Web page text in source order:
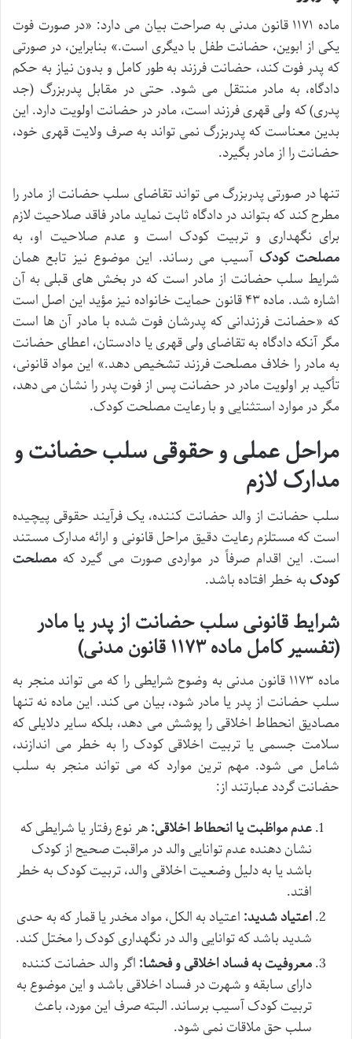
ماده ۱۱۷۱ قانون مدنی به صراحت بیان می دارد: «در صورت فوت
یکی از ابوین، حضانت طفل با دیگری است.» بنابراین، در صورتی
که پدر فوت کند، حضانت فرزند به طور کامل و بدون نیاز به حکم
دادگاه، به مادر منتقل می شود. حتی در مقابل پدربزرگ (جد
پدری) که ولی قهری فرزند است، مادر در حضانت اولویت دارد. این
بدین معناست که پدربزرگ نمی تواند به صرف ولایت قهری خود،
حضانت را از مادر بگیرد.
تنها در صورتی پدربزرگ می تواند تقاضای سلب حضانت از مادر را
مطرح کند که بتواند در دادگاه ثابت نماید مادر فاقد صلاحیت لازم
برای نگهداری و تربیت کودک است و عدم صلاحیت او، به
مصلحت کودک آسیب می رساند. این موضوع نیز تابع همان
شرایط سلب حضانت از مادر است که در بخش های قبلی به آن
اشاره شد. ماده ۴۳ قانون حمایت خانواده نیز مؤید این اصل است
که «حضانت فرزندانی که پدرشان فوت شده با مادر آن ها است
مگر آنکه دادگاه به تقاضای ولی قهری یا دادستان، اعطای حضانت
به مادر را خلاف مصلحت فرزند تشخیص دهد.» این مواد قانونی،
تأکید بر اولویت مادر در حضانت پس از فوت پدر را نشان می دهد،
مگر در موارد استثنایی و با رعایت مصلحت کودک.
مراحل عملی و حقوقی سلب حضانت و
مدارک لازم
سلب حضانت از والد حضانت کننده، یک فرآیند حقوقی پیچیده
است که مستلزم رعایت دقیق مراحل قانونی و ارائه مدارک مستند
است. این اقدام صرفاً در مواردی صورت می گیرد که مصلحت
کودکبه خطر افتاده باشد.
شرایط قانونی سلب حضانت از پدر یا مادر
(تفسیر کامل ماده ۱۱۷۳ قانون مدنی)
ماده ۱۱۷۳ قانون مدنی به وضوح شرایطی را که می تواند منجر به
سلب حضانت از پدر یا مادر شود، بیان می کند. این ماده نه تنها
مصادیق انحطاط اخلاقی را پوشش می دهد، بلکه سایر دلایلی که
سلامت جسمی یا تربیت اخلاقی کودک را به خطر می اندازند،
شامل می شود. مهم ترین موارد که می تواند منجر به سلب
حضانت گردد عبارتند از:
عدم مواظبت یا انحطاط اخلاقی:هر نوع رفتار یا شرایطی که
نشان دهنده عدم توانایی والد در مراقبت صحیح از کودک
باشد یا به دلیل وضعیت اخلاقی والد، تربیت کودک به خطر
افتد.
اعتیاد شدید: اعتیاد به الکل، مواد مخدر یا قمار که به حدی
شدید باشد که توانایی والد در نگهداری کودک را مختل کند.
معروفیت به فساد اخلاقی و فحشا: اگر والد حضانت کننده
دارای سابقه و شهرت در فساد اخلاقی باشد و این موضوع به
تربیت کودک آسیب برساند. البته صرف این مورد، باعث
سلب حق ملاقات نمی شود.